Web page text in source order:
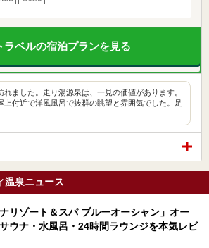
ラベルの宿泊プランを見る
れました。走り湯源泉は、一見の価値があります。
上付近で洋風風呂で抜群の眺望と雰囲気でした。足
温泉ニュース
ナリゾート＆スパ ブルーオーシャン」オー
ウナ・水風呂・24時間ラウンジを本気レビ